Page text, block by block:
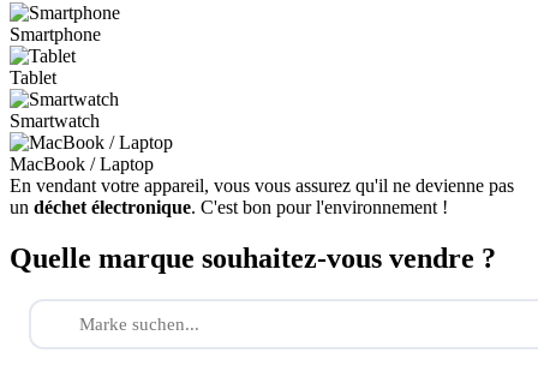
Smartphone
Tablet
Smartwatch
MacBook / Laptop
En vendant votre appareil, vous vous assurez qu'il ne devienne pas
un déchet électronique. C'est bon pour l'environnement !
Quelle marque souhaitez-vous vendre ?